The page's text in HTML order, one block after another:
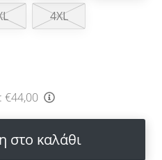
4XL
€44,00
στο καλάθι